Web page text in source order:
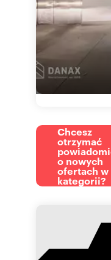
Chcesz
otrzymać
o nowych
ofertach w
kategorii?